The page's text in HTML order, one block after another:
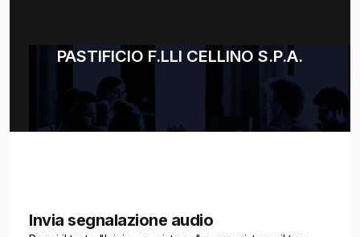
PASTIFICIO F.LLI CELLINO S.P.A.
Invia segnalazione audio